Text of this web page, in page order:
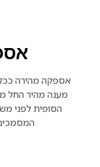
אספקה מהירה ככל
מענה מהיר החל
הסופית לפני